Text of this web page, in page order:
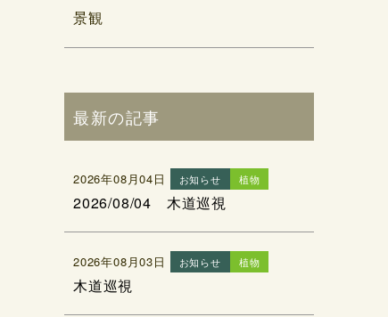
景観
最新の記事
2026年08月04日 お知らせ 植物
2026/08/04 木道巡視
2026年08月03日 お知らせ 植物
木道巡視